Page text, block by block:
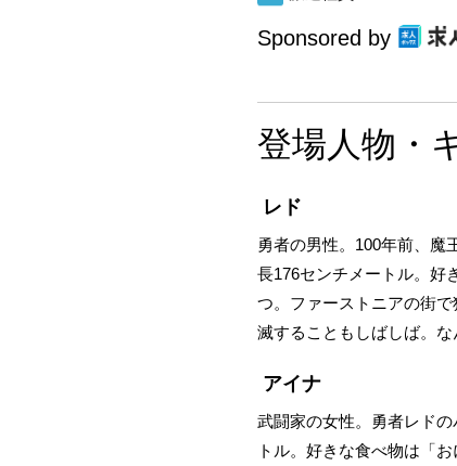
Sponsored by
登場人物・
レド
勇者の男性。100年前、魔
長176センチメートル。好
つ。ファーストニアの街
滅することもしばしば。
アイナ
武闘家の女性。勇者レド
トル。好きな食べ物は「